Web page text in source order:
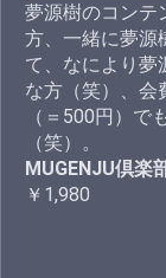
夢源樹のコンテ
方、一緒に夢源
て、なにより夢
な方（笑）、会
（＝500円）で
（笑）。
MUGENJU倶楽
￥1,980